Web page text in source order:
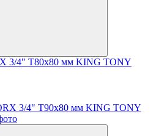
3/4" Т80х80 мм KING TONY